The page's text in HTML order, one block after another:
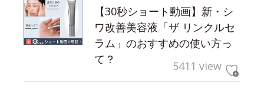
【30秒ショート動画】新・シ
ワ改善美容液「ザ リンクルセ
ラム」のおすすめの使い方っ
て？
5411 view